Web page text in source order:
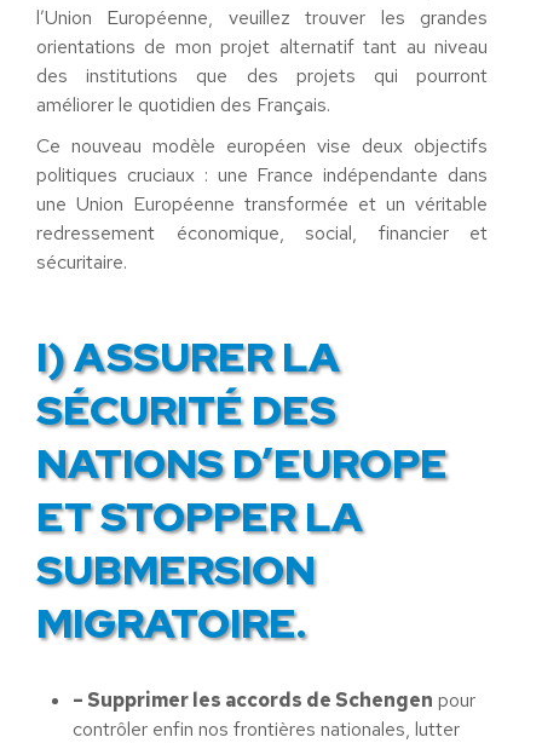
l’Union Européenne, veuillez trouver les grandes
orientations de mon projet alternatif tant au niveau
des institutions que des projets qui pourront
améliorer le quotidien des Français.
Ce nouveau modèle européen vise deux objectifs
politiques cruciaux : une France indépendante dans
une Union Européenne transformée et un véritable
redressement économique, social, financier et
sécuritaire.
I) ASSURER LA
SÉCURITÉ DES
NATIONS D’EUROPE
ET STOPPER LA
SUBMERSION
MIGRATOIRE.
– Supprimer les accords de Schengen pour
contrôler enfin nos frontières nationales, lutter